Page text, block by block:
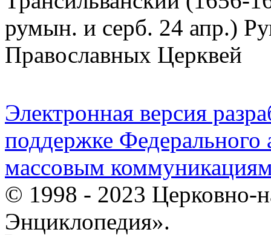
румын. и серб. 24 апр.)
Православных Церквей
Электронная версия
поддержке Федерального
массовым
© 1998 - 2023 Церковно-
Энциклопедия».